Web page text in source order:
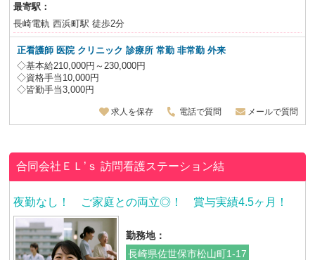
最寄駅：
長崎電軌 西浜町駅 徒歩2分
正看護師 医院 クリニック 診療所 常勤 非常勤 外来
◇基本給210,000円～230,000円
◇資格手当10,000円
◇皆勤手当3,000円
求人を保存 電話で質問 メールで質問
合同会社ＥＬ’ｓ訪問看護ステーション結
夜勤なし！ ご家庭との両立◎！ 賞与実績4.5ヶ月！
勤務地：
長崎県佐世保市松山町1-17